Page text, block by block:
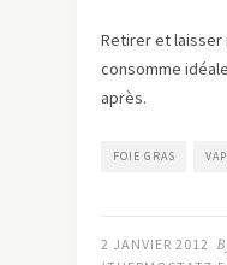
Retirer et
consomme
après.
FOIE GRAS
2 JANVIER 2012